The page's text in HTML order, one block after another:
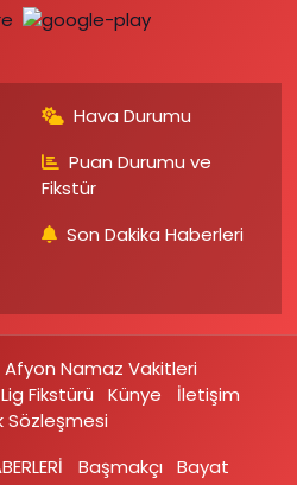
Hava Durumu
Puan Durumu ve
Fikstür
Son Dakika Haberleri
Afyon Namaz Vakitleri
Lig Fikstürü Künye
İletişim
Sözleşmesi
Başmakçı
Bayat